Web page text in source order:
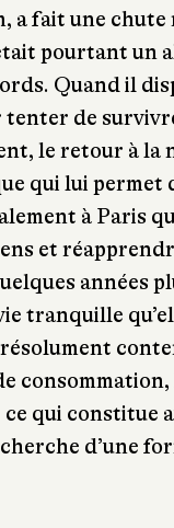
a fait une
pourtant un
Quand il
de
le retour à la
qui lui permet
à Paris
et
années
tranquille
qui constitue
d’une